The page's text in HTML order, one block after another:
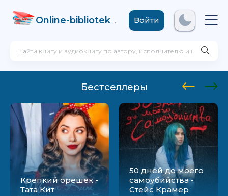
Online-biblioteka .comВойти
Бестселлеры
Крепкий орешек -
Тата Кит
50 дней до моего
самоубийства -
Стейс Крамер